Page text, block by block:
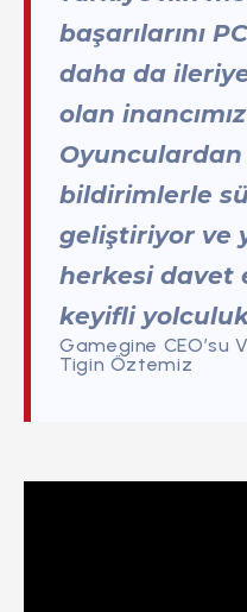
başarılarını
daha da ileriye
olan
Oyunculardan
bildirimlerle
geliştiriyor ve
herkesi davet
keyifli
Gamegine CEO’su
Tigin Öztemiz